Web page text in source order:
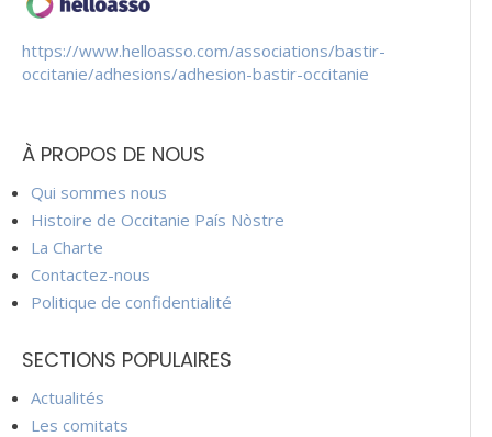
https://www.helloasso.com/associations/bastir-
occitanie/adhesions/adhesion-bastir-occitanie
À PROPOS DE NOUS
Qui sommes nous
Histoire de Occitanie País Nòstre
La Charte
Contactez-nous
Politique de confidentialité
SECTIONS POPULAIRES
Actualités
Les comitats